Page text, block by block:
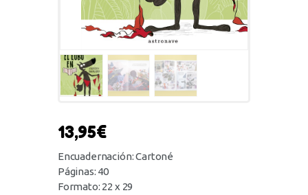
13,95€
Encuadernación: Cartoné
Páginas: 40
Formato: 22 x 29